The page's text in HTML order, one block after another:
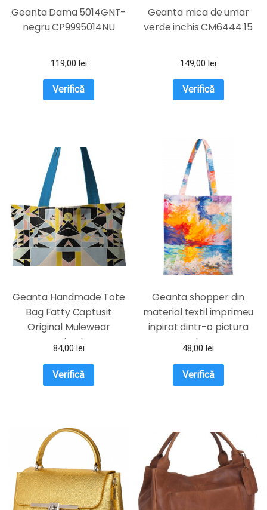
Geanta Dama 5014GNT-
negru CP9995014NU
119,00 lei
Verifică
Geanta mica de umar
verde inchis CM6444 15
149,00lei
Verifică
Geanta Handmade Tote
Bag Fatty Captusit
Original Mulewear
Geometric Abstract
Patrate Color
Stroboscop Stroboscope
Madness Multicolor
84,00 lei
Verifică
Geanta shopper din
material textil imprimeu
inpirat dintr-o pictura
moderna
48,00lei
Verifică